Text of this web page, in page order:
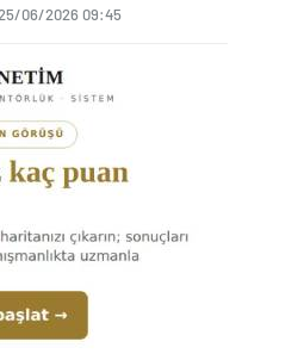
06/2026 09:45